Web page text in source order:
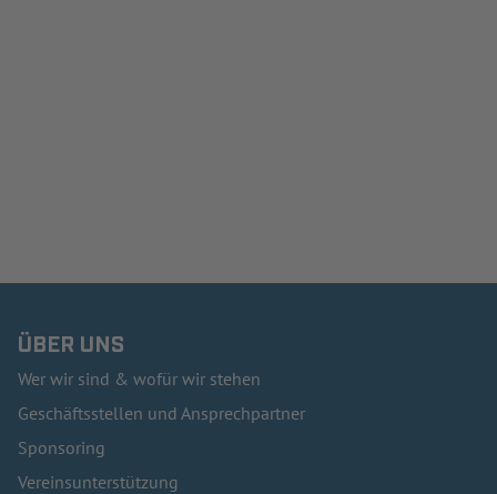
ÜBER UNS
Wer wir sind & wofür wir stehen
Geschäftsstellen und Ansprechpartner
Sponsoring
Vereinsunterstützung